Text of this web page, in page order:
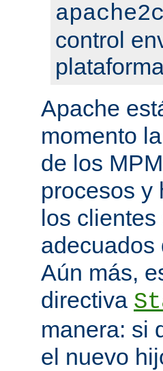
control
Apache
momento
de los
procesos y
los
adecuados
Aún más,
directiva
manera: si
el nuevo